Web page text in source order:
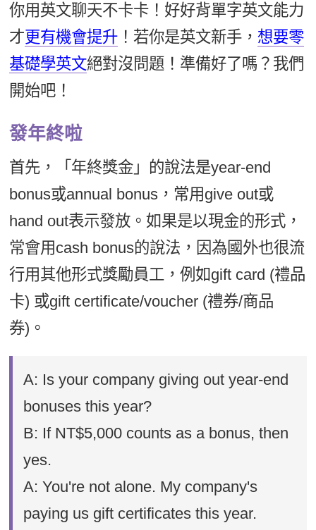
你用英文聊天不卡卡！好好背單字英文能力
才更有機會提升 ！若你是英文新手， 想要零
基礎學英文絕對沒問題！準備好了嗎？我們
開始吧！
發年終啦
首先，「年終獎金」的說法是year-end
bonus或annual bonus，常用give out或
hand out表示發放。如果是以現金的形式，
常會用cash bonus的說法，因為國外也很流
行用其他形式獎勵員工，例如gift card (禮品
卡) 或gift certificate/voucher (禮券/商品
券)。
A: Is your company giving out year-end
bonuses this year?
B: If NT$5,000 counts as a bonus, then
yes.
A: You're not alone. My company's
paying us gift certificates this year.